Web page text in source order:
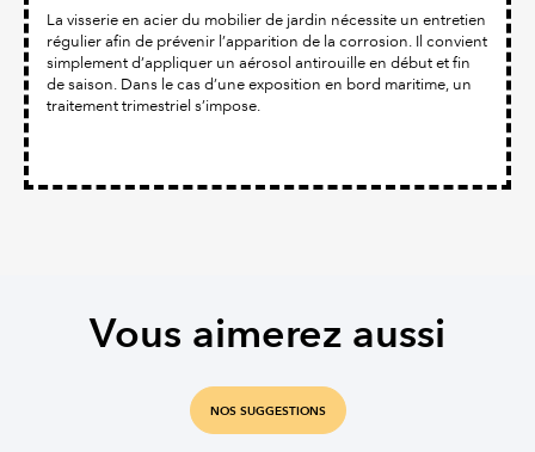
La visserie en acier du mobilier de jardin nécessite un entretien
régulier afin de prévenir l’apparition de la corrosion. Il convient
simplement d’appliquer un aérosol antirouille en début et fin
de saison. Dans le cas d’une exposition en bord maritime, un
traitement trimestriel s’impose.
Vous aimerez aussi
NOS SUGGESTIONS